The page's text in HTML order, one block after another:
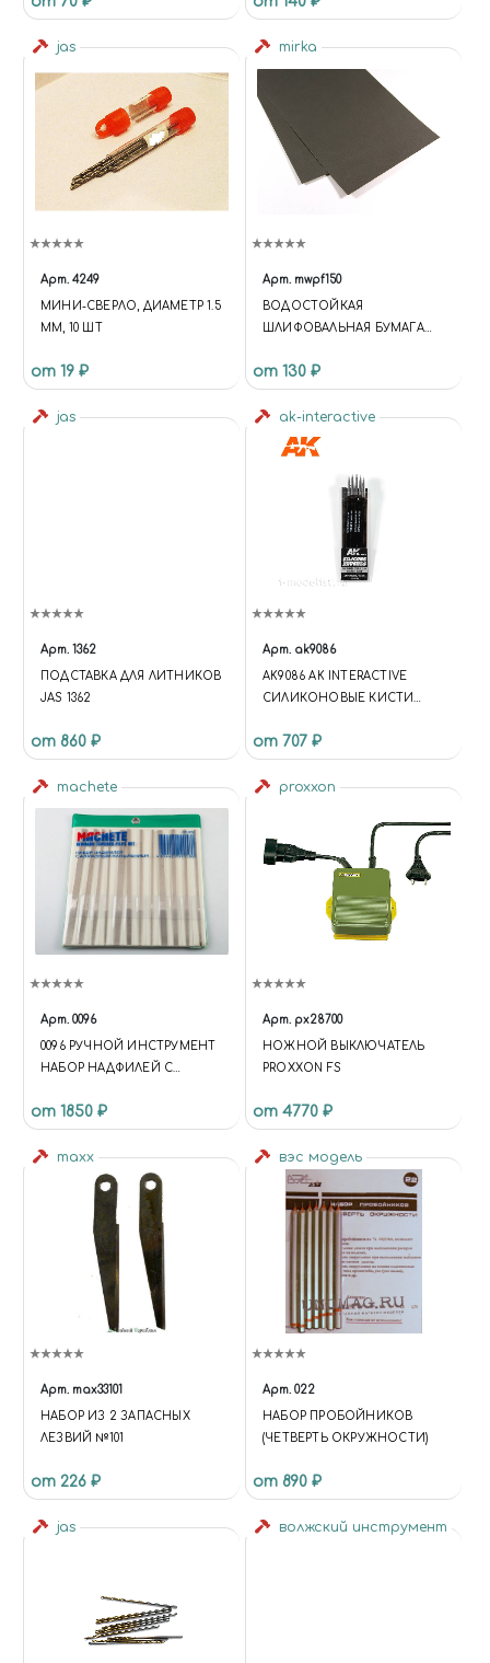
jas
Арт. 4249
МИНИ-СВЕРЛО, ДИАМЕТР 1.5
ММ, 10 ШТ
от 19 ₽
mirka
Арт. mwpf150
BОДОСТОЙКАЯ
ШЛИФОВАЛЬНАЯ БУМАГА
от 130 ₽
jas
Арт. 1362
ПОДСТАВКА ДЛЯ ЛИТНИКОВ
JAS 1362
от 860 ₽
ak-interactive
Арт. ak9086
AK9086 AK INTERACTIVE
СИЛИКОНОВЫЕ КИСТИ
СРЕДНИЙ НАКОНЕЧНИК (5
ШТ.)
от 707 ₽
machete
Арт. 0096
0096 РУЧНОЙ ИНСТРУМЕНТ
НАБОР НАДФИЛЕЙ С
от 1850 ₽
proxxon
Арт. px28700
НОЖНОЙ ВЫКЛЮЧАТЕЛЬ
PROXXON FS
от 4770 ₽
maxx
Арт. max33101
НАБОР ИЗ 2 ЗАПАСНЫХ
ЛЕЗВИЙ №101
от 226 ₽
вэс модель
Арт. 022
НАБОР ПРОБОЙНИКОВ
(ЧЕТВЕРТЬ ОКРУЖНОСТИ)
от 890 ₽
jas волжский инструмент